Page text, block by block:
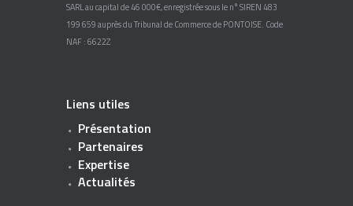
SARL au capital de 46 000€, enregistrée sous le n° SIREN 483
199 659 auprès du Tribunal de Commerce de PONTOISE. Code
NAF : 6622Z
Liens utiles
Présentation
Partenaires
Expertise
Actualités